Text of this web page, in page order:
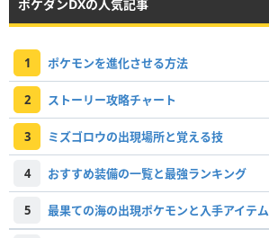
ポケダンDXの人気記事
1 ポケモンを進化させる方法
2 ストーリー攻略チャート
3 ミズゴロウの出現場所と覚える技
4 おすすめ装備の一覧と最強ランキング
5 最果ての海の出現ポケモンと入手アイテム